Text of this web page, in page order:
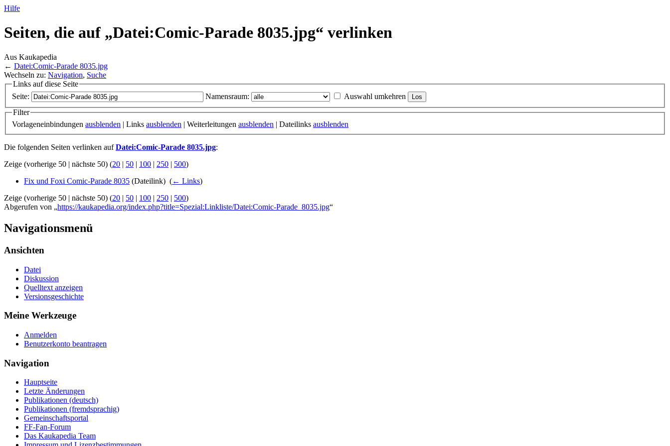
Hilfe
Seiten, die auf „Datei:Comic-Parade 8035.jpg“ verlinken
Aus Kaukapedia
← Datei:Comic-Parade 8035.jpg
Wechseln zu: Navigation, Suche
Links auf diese Seite
Seite:
Namensraum:
Auswahl umkehren
Filter
Vorlageneinbindungen ausblenden | Links ausblenden | Weiterleitungen ausblenden | Dateilinks ausblenden
Die folgenden Seiten verlinken aufDatei:Comic-Parade 8035.jpg:
Zeige (vorherige 50 | nächste 50) (20 | 50 | 100 | 250 | 500)
Fix und Foxi Comic-Parade 8035 (Dateilink) ‎ (← Links)
Zeige (vorherige 50 | nächste 50) (20 | 50 | 100 | 250 | 500)
Abgerufen von „https://kaukapedia.org/index.php?title=Spezial:Linkliste/Datei:Comic-Parade_8035.jpg“
Navigationsmenü
Ansichten
Datei
Diskussion
Quelltext anzeigen
Versionsgeschichte
Meine Werkzeuge
Anmelden
Benutzerkonto beantragen
Navigation
Hauptseite
Letzte Änderungen
Publikationen (deutsch)
Publikationen (fremdsprachig)
Gemeinschaftsportal
FF-Fan-Forum
Das Kaukapedia Team